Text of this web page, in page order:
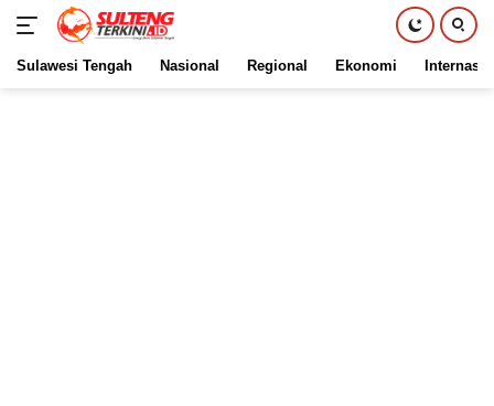
Sulawesi Tengah Nasional Regional Ekonomi